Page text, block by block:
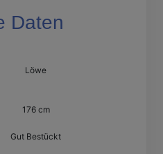
Daten
Löwe
176 cm
Gut Bestückt